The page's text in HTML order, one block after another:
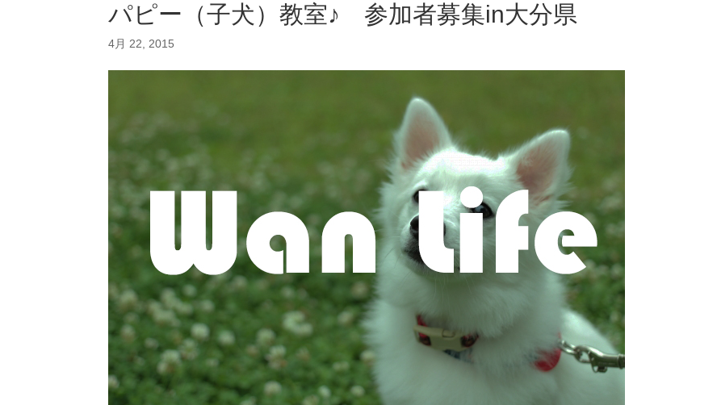
パピー（子犬）教室♪ 参加者募集in大分県
4月 22, 2015